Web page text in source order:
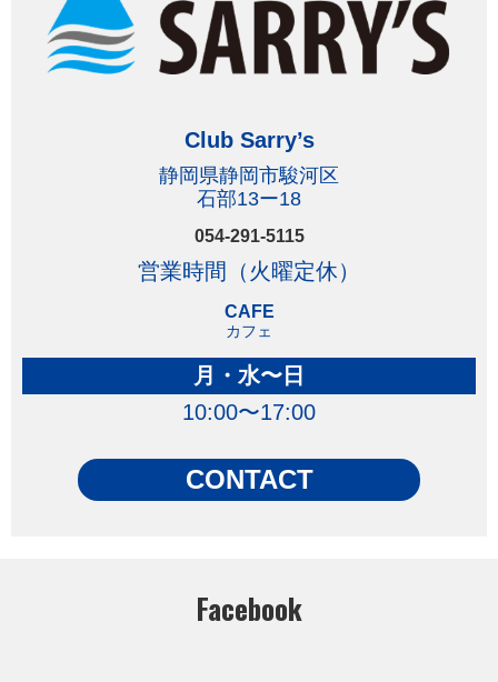
Club Sarry’s
静岡県静岡市駿河区
石部13ー18
054-291-5115
営業時間（火曜定休）
CAFE
カフェ
月・水〜日
10:00〜17:00
CONTACT
Facebook